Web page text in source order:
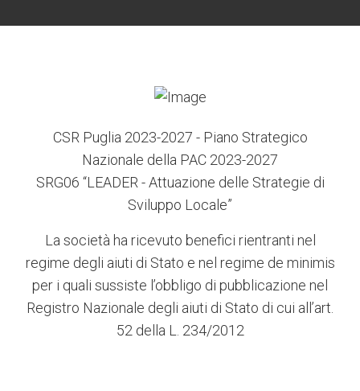
CSR Puglia 2023-2027 - Piano Strategico
Nazionale della PAC 2023-2027
SRG06 “LEADER - Attuazione delle Strategie di
Sviluppo Locale”
La società ha ricevuto benefici rientranti nel
regime degli aiuti di Stato e nel regime de minimis
per i quali sussiste l’obbligo di pubblicazione nel
Registro Nazionale degli aiuti di Stato di cui all’art.
52 della L. 234/2012